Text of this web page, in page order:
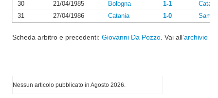
30
21/04/1985 Bologna 1-1
31
27/04/1986 Catania 1-0
Scheda arbitro e precedenti: Giovanni Da Pozzo . Vai all’archivio
Nessun articolo pubblicato in Agosto 2026.